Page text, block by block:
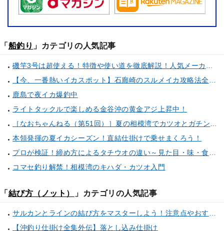
「 船釣り 」カテゴリの人気記事
鹿島で夜イカ爆釣中
ライトタックルで楽しめる金谷沖の黄金アジ上昇中！
本領発揮の夏イカシーズン！直結仕掛けで乗せまくろう！
コマセ釣り解禁！相模湾のキハダ・カツオ入門
「 結び方（ノット） 」カテゴリの人気記事
【沖釣り仕掛け全集外伝】落とし込み仕掛け